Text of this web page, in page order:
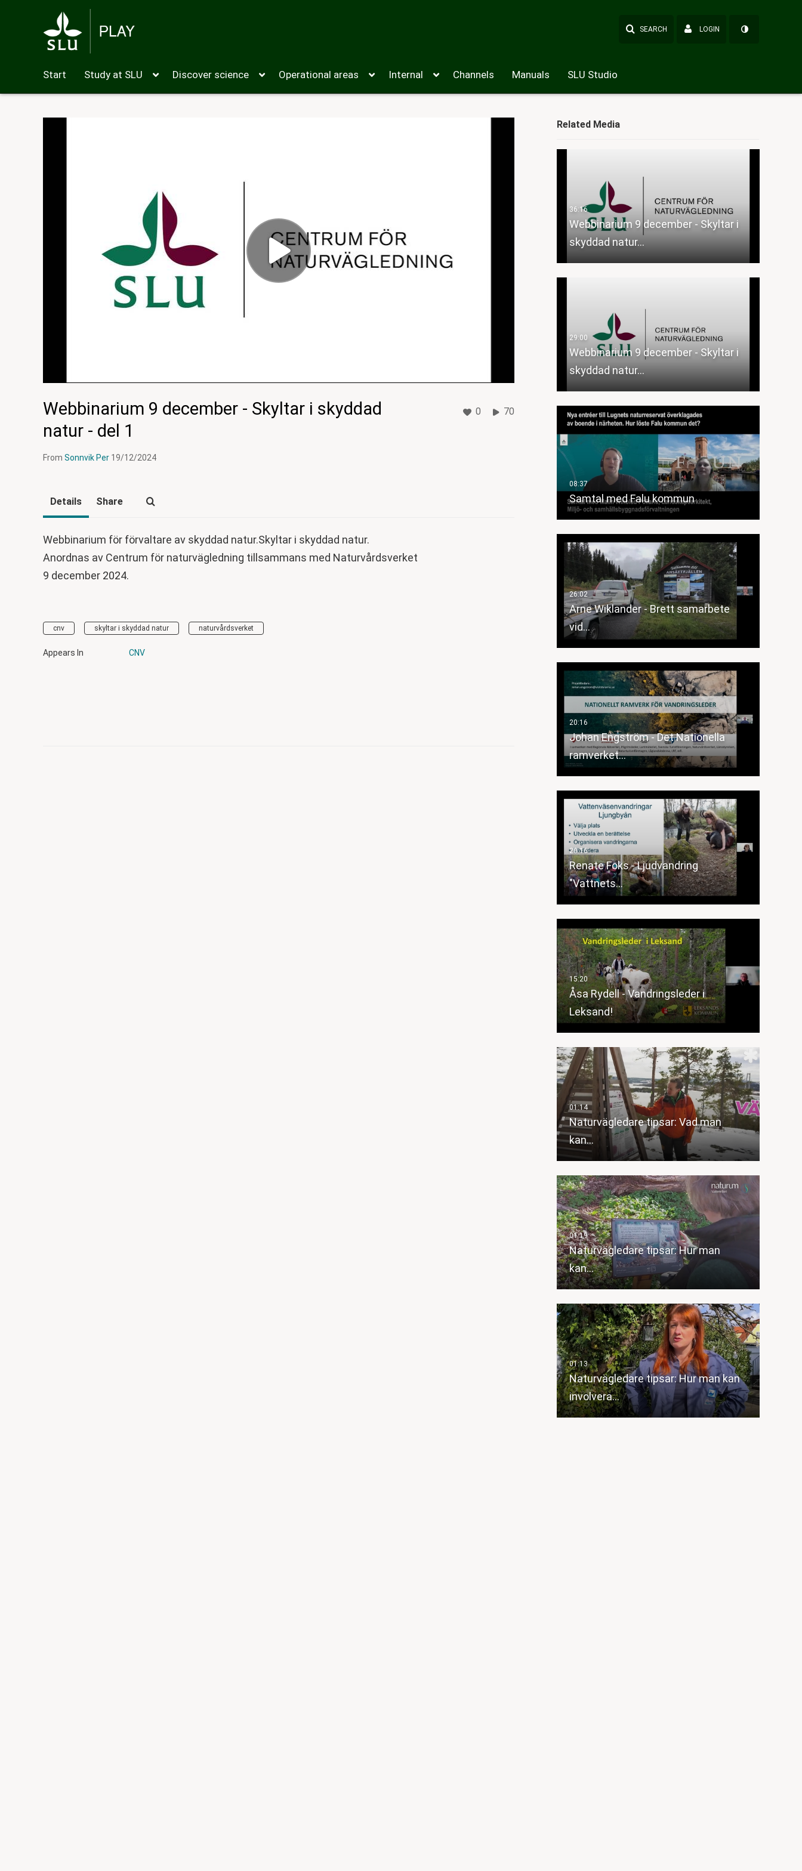
SEARCH LOGIN
Start Study at SLU Discover science Operational areas Internal Channels Manuals SLU Studio
Webbinarium 9 december - Skyltar i skyddad
natur - del 1
From Sonnvik Per 19/12/2024
0 70
Related Media
Webbinarium 9 december - Skyltar i
skyddad natur…
Webbinarium 9 december - Skyltar i
skyddad natur…
Samtal med Falu kommun
Arne Wiklander - Brett samarbete
vid…
Johan Engström - Det Nationella
ramverket…
Renate Foks - Ljudvandring
"Vattnets…
Åsa Rydell - Vandringsleder i
Leksand!
Naturvägledare tipsar: Vad man
kan…
Naturvägledare tipsar: Hur man
kan…
Naturvägledare tipsar: Hur man kan
involvera…
Details Share
Webbinarium för förvaltare av skyddad natur.Skyltar i skyddad natur.
Anordnas av Centrum för naturvägledning tillsammans med Naturvårdsverket
9 december 2024.
cnv skyltar i skyddad natur naturvårdsverket
Appears In CNV